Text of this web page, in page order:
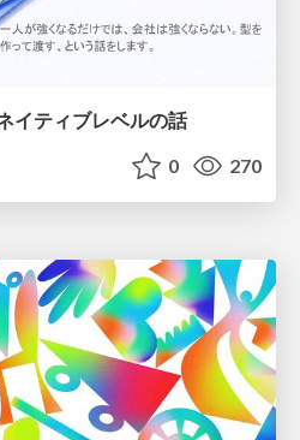
イティブレベルの話
0 270